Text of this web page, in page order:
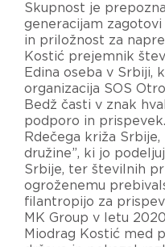
Skupnost je
generacijam
in priložnost za
Kostić prejemnik
Edina oseba v Srbiji,
organizacija SOS
Bedž časti v znak
podporo in
Rdečega križa
družine”, ki jo
Srbije, ter številnih
ogroženemu
filantropijo za
MK Group v letu
Miodrag Kostić med